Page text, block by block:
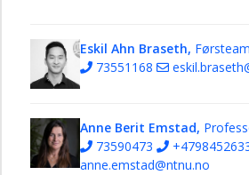
Naturfagene
Norsk
Samfunnsfagene
Yrkesfag,
Eskil Ahn Braseth,
73551168
Anne Berit Emstad,
73590473
anne.emstad@ntnu.no